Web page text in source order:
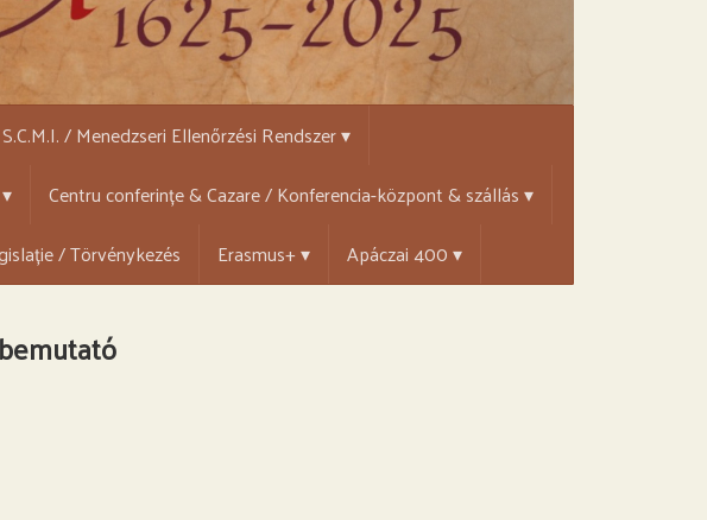
S.C.M.I. / Menedzseri Ellenőrzési Rendszer ▾
Centru conferințe & Cazare / Konferencia-központ & szállás ▾
/ Törvénykezés Erasmus+ ▾ Apáczai 400 ▾